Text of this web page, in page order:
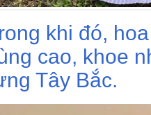
khi đó,
cao, khoe
Tây Bắc.